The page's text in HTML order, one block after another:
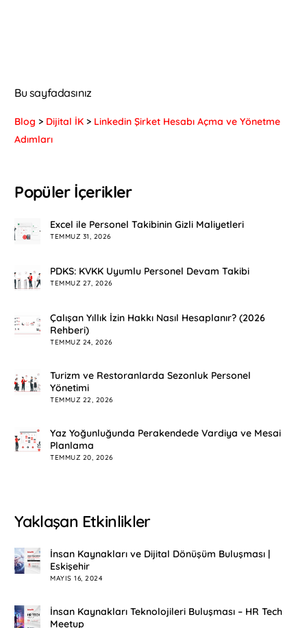
Bu sayfadasınız
Blog > Dijital İK > Linkedin Şirket Hesabı Açma ve Yönetme
Adımları
Popüler İçerikler
Excel ile Personel Takibinin Gizli Maliyetleri
TEMMUZ 31, 2026
PDKS: KVKK Uyumlu Personel Devam Takibi
TEMMUZ 27, 2026
Çalışan Yıllık İzin Hakkı Nasıl Hesaplanır? (2026
Rehberi)
TEMMUZ 24, 2026
Turizm ve Restoranlarda Sezonluk Personel
Yönetimi
TEMMUZ 22, 2026
Yaz Yoğunluğunda Perakendede Vardiya ve Mesai
Planlama
TEMMUZ 20, 2026
Yaklaşan Etkinlikler
İnsan Kaynakları ve Dijital Dönüşüm Buluşması |
Eskişehir
MAYIS 16, 2024
İnsan Kaynakları Teknolojileri Buluşması – HR Tech
Meetup